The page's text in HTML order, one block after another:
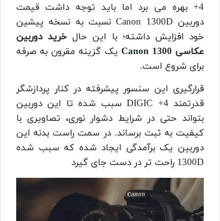
+4 بهره می برد اما باید توجه داشت قیمت
دوربین Canon 1300D نسبت به نسخه پیشین
خود افزایش داشته؛ با این حال خرید دوربین
عکاسی Canon 1300
یک گزینه مقرون به صرفه
برای شروع است.
قرارگیری این سنسور پیشرفته در کنار پردازشگر
قدرتمند DIGIC +4 سبب شده تا این دوربین
بتواند حتی در شرایط دشوار نوری، تصاویری با
کیفیت به ثبت برساند. در سمت راست بدنه این
دوربین یک برآمدگی ایجاد شده که سبب شده
1300D راحت‌ تر در دست جای گیرد